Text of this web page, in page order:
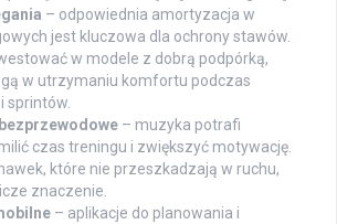
– odpowiednia amortyzacja w
jest kluczowa dla ochrony stawów.
w modele z dobrą podpórką,
w utrzymaniu komfortu podczas
sprintów.
– muzyka potrafi
czas treningu i zwiększyć motywację.
które nie przeszkadzają w ruchu,
znaczenie.
– aplikacje do planowania i